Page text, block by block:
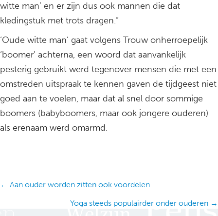
witte man’ en er zijn dus ook mannen die dat
kledingstuk met trots dragen.”
‘Oude witte man’ gaat volgens Trouw onherroepelijk
‘boomer’ achterna, een woord dat aanvankelijk
pesterig gebruikt werd tegenover mensen die met een
omstreden uitspraak te kennen gaven de tijdgeest niet
goed aan te voelen, maar dat al snel door sommige
boomers (babyboomers, maar ook jongere ouderen)
als erenaam werd omarmd.
Posts
← Aan ouder worden zitten ook voordelen
Yoga steeds populairder onder ouderen →